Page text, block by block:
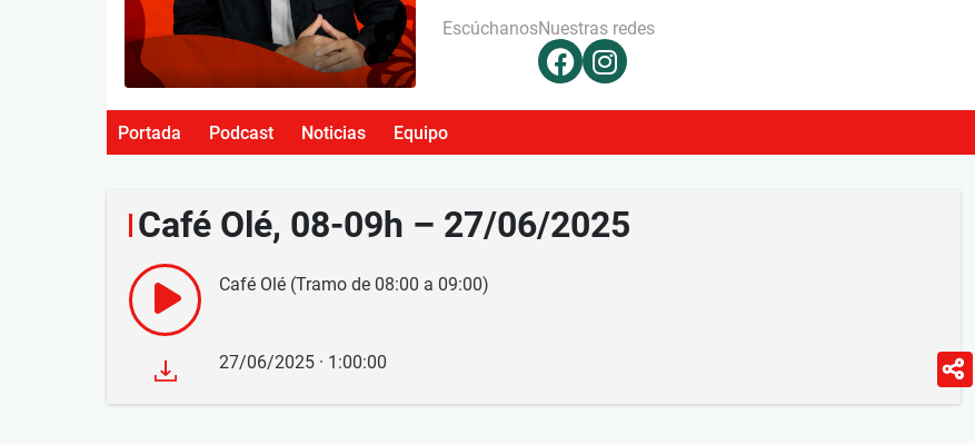
EscúchanosNuestras redes
Portada Podcast Noticias Equipo
Café Olé, 08-09h – 27/06/2025
Café Olé (Tramo de 08:00 a 09:00)
27/06/2025 · 1:00:00